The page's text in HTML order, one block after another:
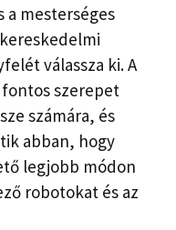
a mesterséges
válassza ki. A
szerepet
számára, és
abban, hogy
legjobb módon
robotokat és az